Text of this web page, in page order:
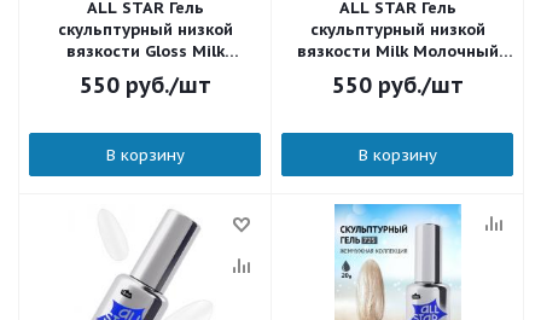
ALL STAR Гель
скульптурный низкой
вязкости Gloss Milk
Молочный с шиммером 705
18 мл.
550руб./шт
В корзину
ALL STAR Гель
скульптурный низкой
вязкости Milk Молочный
704 18 мл.
550руб./шт
В корзину